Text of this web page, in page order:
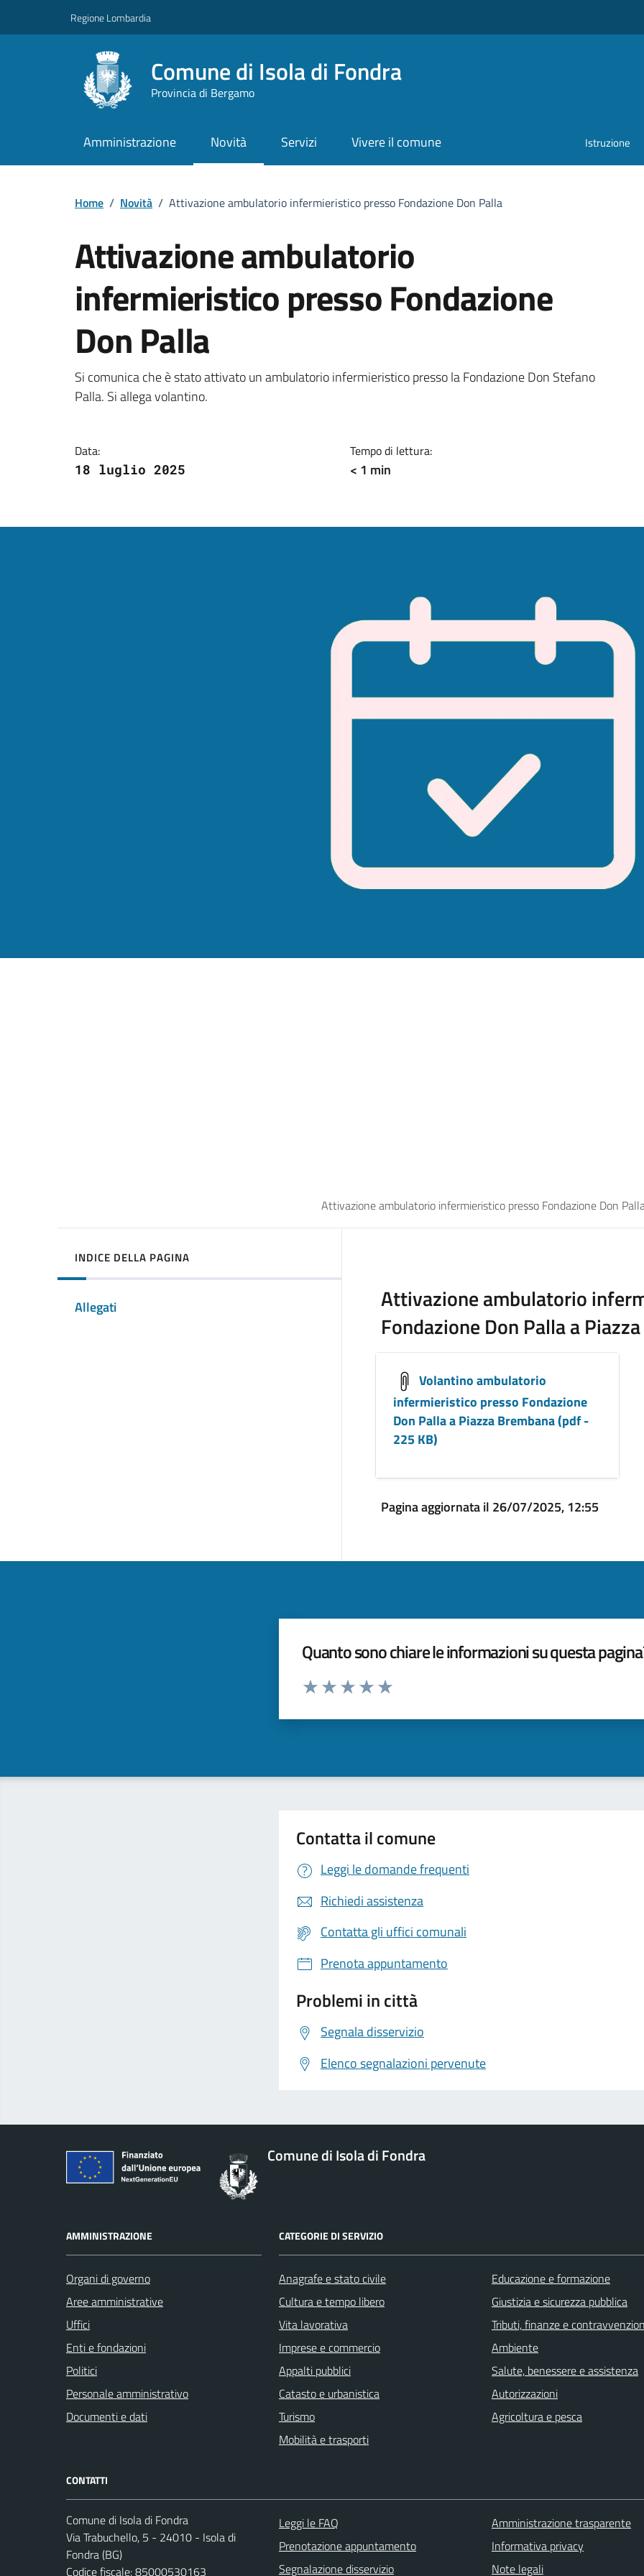
Regione Lombardia
Comune di Isola di Fondra
Provincia di Bergamo
Amministrazione Novità Servizi Vivere il comune Istruzione
Home / Novità / Attivazione ambulatorio infermieristico presso Fondazione Don Palla
Attivazione ambulatorio
infermieristico presso Fondazione
Don Palla
Dettagli della notizia
Si comunica che è stato attivato un ambulatorio infermieristico presso la Fondazione Don Stefano
Palla. Si allega volantino.
Data:
18 luglio 2025
Tempo di lettura:
< 1 min
Attivazione ambulatorio infermieristico presso Fondazione Don
INDICE DELLA PAGINA
Allegati
Attivazione ambulatorio
Fondazione Don Palla a
Volantino ambulatorio
infermieristico presso Fondazione
Don Palla a Piazza Brembana (pdf -
225 KB)
Pagina aggiornata il 26/07/2025, 12:55
Quanto sono chiare le informazioni su questa
Valuta da 1 a 5 stelle la pagina
Contatta il comune
Leggi le domande frequenti
Richiedi assistenza
Contatta gli uffici comunali
Prenota appuntamento
Problemi in città
Segnala disservizio
Elenco segnalazioni pervenute
Comune di Isola di Fondra
AMMINISTRAZIONE
Organi di governo
Aree amministrative
Uffici
Enti e fondazioni
Politici
Personale amministrativo
Documenti e dati
CATEGORIE DI SERVIZIO
Anagrafe e stato civile
Cultura e tempo libero
Vita lavorativa
Imprese e commercio
Appalti pubblici
Catasto e urbanistica
Turismo
Mobilità e trasporti
Educazione e formazione
Giustizia e sicurezza pubblica
Tributi, finanze e
Ambiente
Salute, benessere e assistenza
Autorizzazioni
Agricoltura e pesca
CONTATTI
Comune di Isola di Fondra
Via Trabuchello, 5 - 24010 - Isola di
Fondra (BG)
Codice fiscale: 85000530163
Leggi le FAQ
Prenotazione appuntamento
Segnalazione disservizio
Amministrazione trasparente
Informativa privacy
Note legali